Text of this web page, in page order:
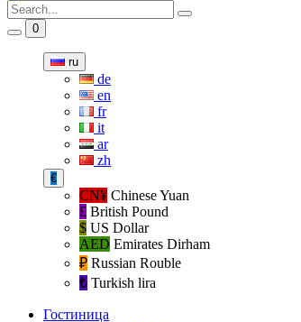
0
ru
de
en
fr
it
ar
zh
€
CN¥ Chinese Yuan
£ British Pound
$ US Dollar
AED Emirates Dirham
₽‎ Russian Rouble
₺‎ Turkish lira
Гостиница